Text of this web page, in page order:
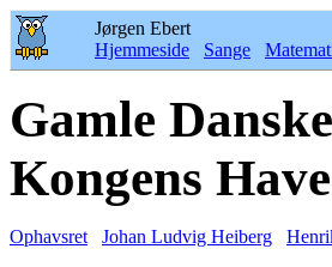
Jørgen Ebert
Hjemmeside
Sange
Gamle
Kongens Have
Ophavsret Johan Ludvig Heiberg